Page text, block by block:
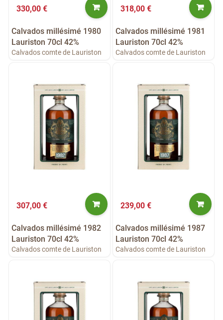
330,00 €
Calvados millésimé 1980
Lauriston 70cl 42%
Calvados comte de Lauriston
318,00 €
Calvados millésimé 1981
Lauriston 70cl 42%
Calvados comte de Lauriston
307,00 €
Calvados millésimé 1982
Lauriston 70cl 42%
Calvados comte de Lauriston
239,00 €
Calvados millésimé 1987
Lauriston 70cl 42%
Calvados comte de Lauriston